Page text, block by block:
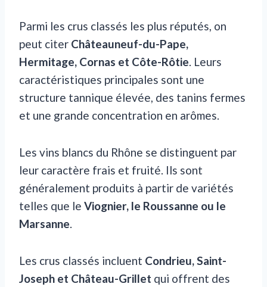
Parmi les crus classés les plus réputés, on
peut citer Châteauneuf-du-Pape,
Hermitage, Cornas et Côte-Rôtie. Leurs
caractéristiques principales sont une
structure tannique élevée, des tanins fermes
et une grande concentration en arômes.
Les vins blancs du Rhône se distinguent par
leur caractère frais et fruité. Ils sont
généralement produits à partir de variétés
telles que le Viognier, le Roussanne ou le
Marsanne.
Les crus classés incluent Condrieu, Saint-
Joseph et Château-Grillet qui offrent des